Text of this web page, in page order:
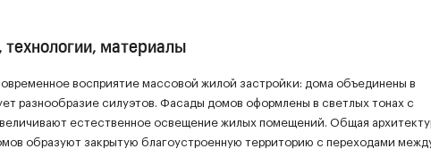
технологии, материалы
восприятие массовой жилой застройки: дома объединены в
разнообразие силуэтов. Фасады домов оформлены в светлых тонах с
естественное освещение жилых помещений. Общая
образуют закрытую благоустроенную территорию с переходами